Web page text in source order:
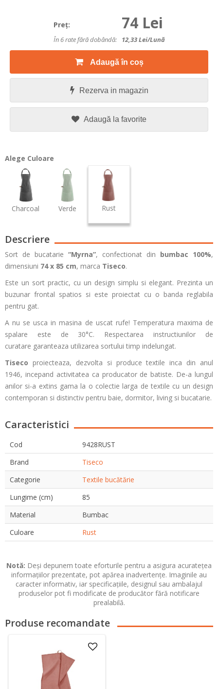
Preţ: 74 Lei
În 6 rate fără dobândă: 12,33Lei/lună
Adaugă în coș
Rezerva in magazin
Adaugă la favorite
Alege Culoare
Charcoal Verde Rust
Descriere
Sort de bucatarie “Myrna”, confectionat din bumbac 100%,
dimensiuni 74 x 85 cm, marca Tiseco.
Este un sort practic, cu un design simplu si elegant. Prezinta un
buzunar frontal spatios si este proiectat cu o banda reglabila
pentru gat.
A nu se usca in masina de uscat rufe! Temperatura maxima de
spalare este de 30°C. Respectarea instructiunilor de
curatare garanteaza utilizarea sortului timp indelungat.
Tiseco proiecteaza, dezvolta si produce textile inca din anul
1946, incepand activitatea ca producator de batiste. De-a lungul
anilor si-a extins gama la o colectie larga de textile cu un design
contemporan si distinctiv pentru baie, dormitor, living si bucatarie.
Caracteristici
Cod
9428RUST
Brand
Tiseco
Categorie
Textile bucătărie
Lungime (cm)
85
Material
Bumbac
Culoare
Rust
Notă: Deși depunem toate eforturile pentru a asigura acuratețea
informațiilor prezentate, pot apărea inadvertențe. Imaginile au
caracter informativ, iar specificațiile, designul sau ambalajul
produselor pot fi modificate de producător fără notificare
prealabilă.
Produse recomandate